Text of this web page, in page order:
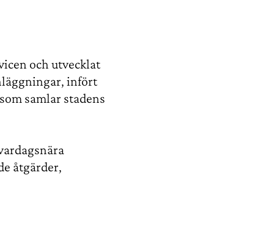
och utvecklat
infört
samlar stadens
åtgärder,